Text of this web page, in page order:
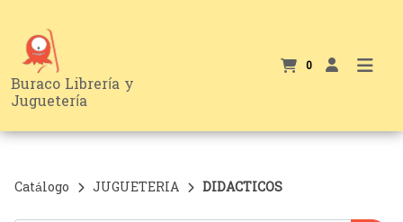
Buraco Librería y
Juguetería
0
Catálogo JUGUETERIA DIDACTICOS